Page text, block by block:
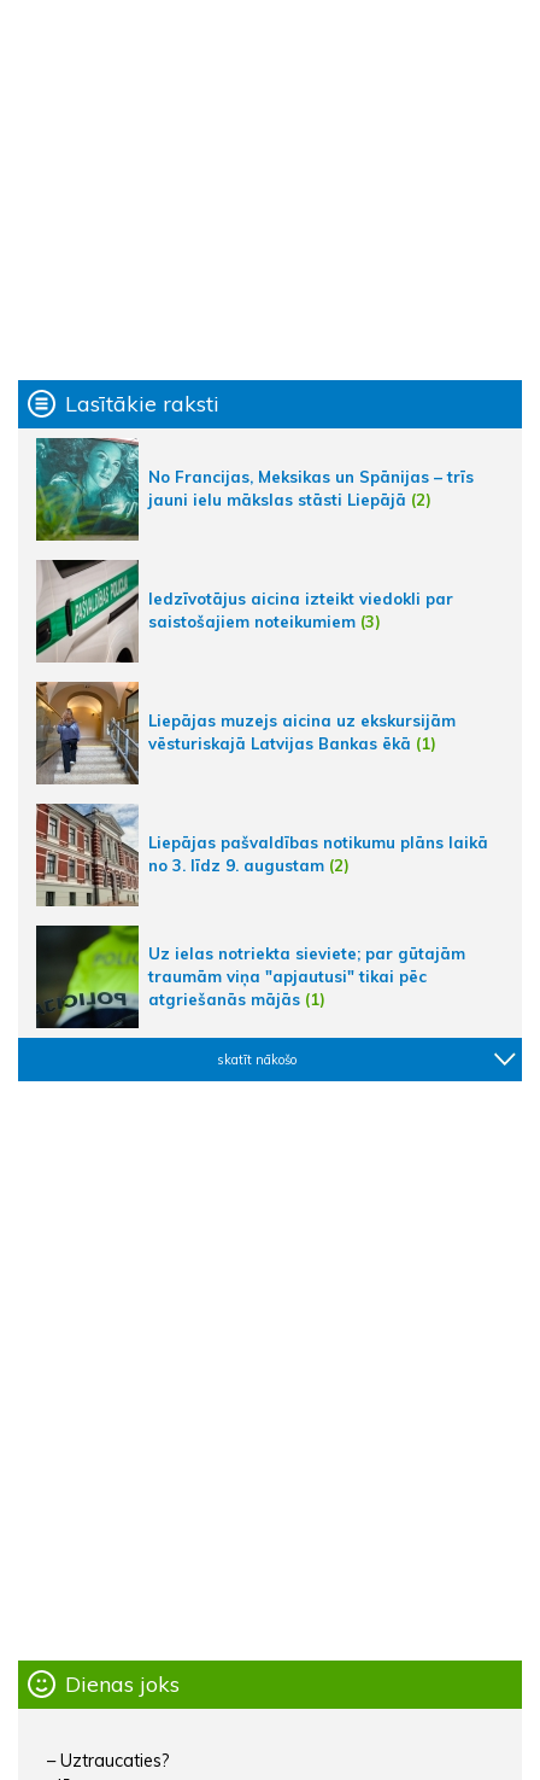
Lasītākie raksti
No Francijas, Meksikas un Spānijas – trīs
jauni ielu mākslas stāsti Liepājā (2)
Iedzīvotājus aicina izteikt viedokli par
saistošajiem noteikumiem (3)
Liepājas muzejs aicina uz ekskursijām
vēsturiskajā Latvijas Bankas ēkā (1)
Liepājas pašvaldības notikumu plāns laikā
no 3. līdz 9. augustam (2)
Uz ielas notriekta sieviete; par gūtajām
traumām viņa "apjautusi" tikai pēc
atgriešanās mājās (1)
skatīt nākošo
Dienas joks
– Uztraucaties?